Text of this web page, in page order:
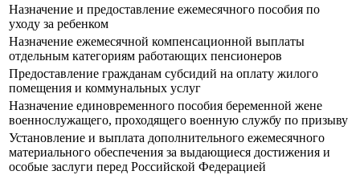
Назначение и предоставление ежемесячного пособия по
уходу за ребенком
Назначение ежемесячной компенсационной выплаты
отдельным категориям работающих пенсионеров
Предоставление гражданам субсидий на оплату жилого
помещения и коммунальных услуг
Назначение единовременного пособия беременной жене
военнослужащего, проходящего военную службу по призыву
Установление и выплата дополнительного ежемесячного
материального обеспечения за выдающиеся достижения и
особые заслуги перед Российской Федерацией